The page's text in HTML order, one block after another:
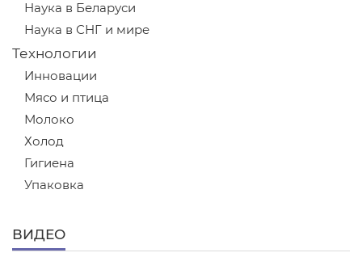
Наука в Беларуси
Наука в СНГ и мире
Технологии
Инновации
Мясо и птица
Молоко
Холод
Гигиена
Упаковка
ВИДЕО